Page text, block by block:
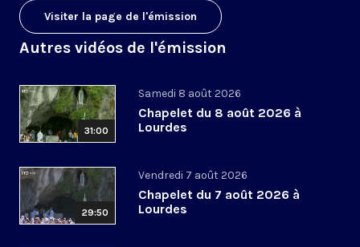
Visiter la page de l'émission
Autres vidéos de l'émission
31:00
Samedi 8 août 2026
Chapelet du 8 août 2026 à
Lourdes
29:50
Vendredi 7 août 2026
Chapelet du 7 août 2026 à
Lourdes